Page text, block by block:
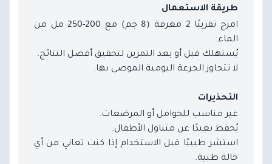
طريقة الاستعمال
امزج تقريبًا 2 مغرفة (8 جم) مع 200-250 مل من
الماء.
يُستهلك قبل أو بعد التمرين لتحقيق أفضل النتائج.
لا تتجاوز الجرعة اليومية الموصى بها.
التحذيرات
غير مناسب للحوامل أو المرضعات.
يُحفظ بعيدًا عن متناول الأطفال.
استشر طبيبًا قبل الاستخدام إذا كنت تعاني من أي
حالة طبية.